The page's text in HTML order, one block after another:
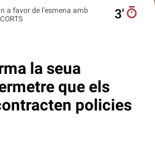
a favor de l'esmena amb
3′
la seua
que els
policies